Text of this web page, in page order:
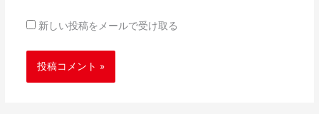
新しい投稿をメールで受け取る